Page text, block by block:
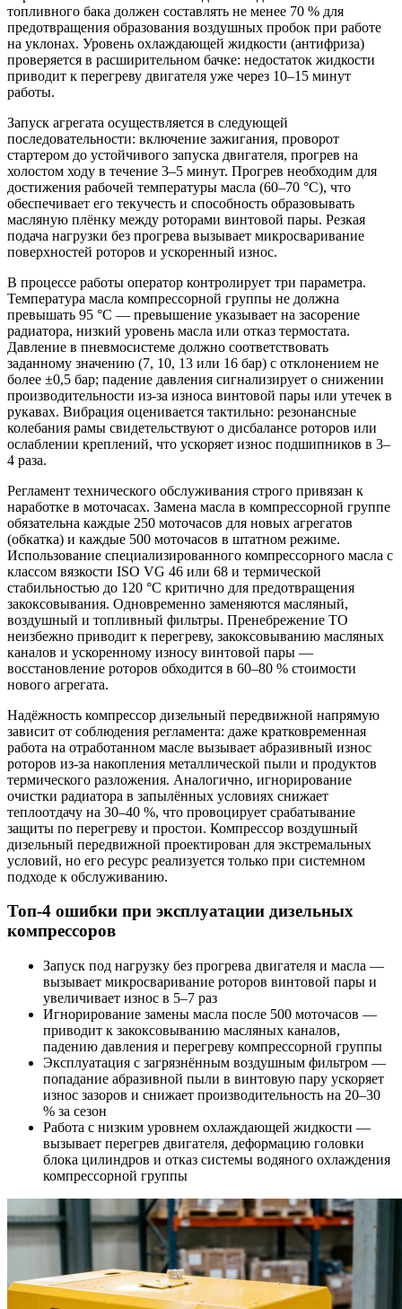
топливного бака должен составлять не менее 70 % для
предотвращения образования воздушных пробок при работе
на уклонах. Уровень охлаждающей жидкости (антифриза)
проверяется в расширительном бачке: недостаток жидкости
приводит к перегреву двигателя уже через 10–15 минут
работы.
Запуск агрегата осуществляется в следующей
последовательности: включение зажигания, проворот
стартером до устойчивого запуска двигателя, прогрев на
холостом ходу в течение 3–5 минут. Прогрев необходим для
достижения рабочей температуры масла (60–70 °C), что
обеспечивает его текучесть и способность образовывать
масляную плёнку между роторами винтовой пары. Резкая
подача нагрузки без прогрева вызывает микросваривание
поверхностей роторов и ускоренный износ.
В процессе работы оператор контролирует три параметра.
Температура масла компрессорной группы не должна
превышать 95 °C — превышение указывает на засорение
радиатора, низкий уровень масла или отказ термостата.
Давление в пневмосистеме должно соответствовать
заданному значению (7, 10, 13 или 16 бар) с отклонением не
более ±0,5 бар; падение давления сигнализирует о снижении
производительности из-за износа винтовой пары или утечек в
рукавах. Вибрация оценивается тактильно: резонансные
колебания рамы свидетельствуют о дисбалансе роторов или
ослаблении креплений, что ускоряет износ подшипников в 3–
4 раза.
Регламент технического обслуживания строго привязан к
наработке в моточасах. Замена масла в компрессорной группе
обязательна каждые 250 моточасов для новых агрегатов
(обкатка) и каждые 500 моточасов в штатном режиме.
Использование специализированного компрессорного масла с
классом вязкости ISO VG 46 или 68 и термической
стабильностью до 120 °C критично для предотвращения
закоксовывания. Одновременно заменяются масляный,
воздушный и топливный фильтры. Пренебрежение ТО
неизбежно приводит к перегреву, закоксовыванию масляных
каналов и ускоренному износу винтовой пары —
восстановление роторов обходится в 60–80 % стоимости
нового агрегата.
Надёжность компрессор дизельный передвижной напрямую
зависит от соблюдения регламента: даже кратковременная
работа на отработанном масле вызывает абразивный износ
роторов из-за накопления металлической пыли и продуктов
термического разложения. Аналогично, игнорирование
очистки радиатора в запылённых условиях снижает
теплоотдачу на 30–40 %, что провоцирует срабатывание
защиты по перегреву и простои. Компрессор воздушный
дизельный передвижной проектирован для экстремальных
условий, но его ресурс реализуется только при системном
подходе к обслуживанию.
Топ-4 ошибки при эксплуатации дизельных
компрессоров
Запуск под нагрузку без прогрева двигателя и масла —
вызывает микросваривание роторов винтовой пары и
увеличивает износ в 5–7 раз
Игнорирование замены масла после 500 моточасов —
приводит к закоксовыванию масляных каналов,
падению давления и перегреву компрессорной группы
Эксплуатация с загрязнённым воздушным фильтром —
попадание абразивной пыли в винтовую пару ускоряет
износ зазоров и снижает производительность на 20–30
% за сезон
Работа с низким уровнем охлаждающей жидкости —
вызывает перегрев двигателя, деформацию головки
блока цилиндров и отказ системы водяного охлаждения
компрессорной группы